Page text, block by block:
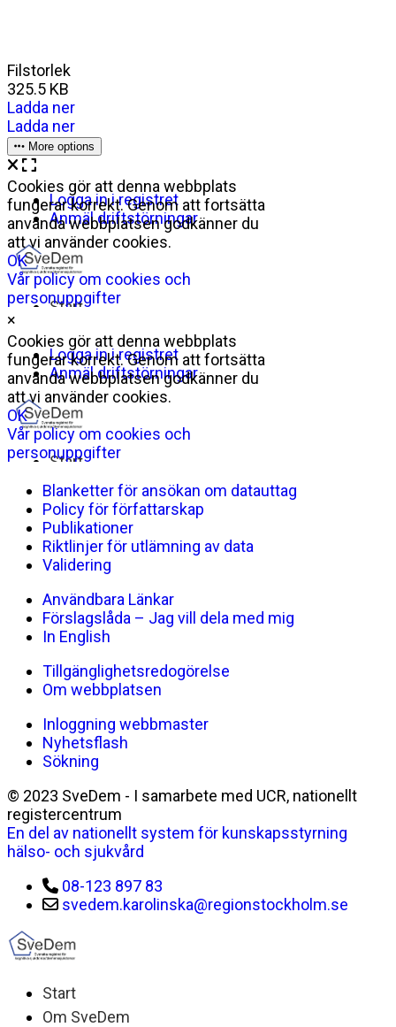
Filstorlek
325.5 KB
Ladda ner
Ladda ner
More options
×
Blanketter för ansökan om datauttag
Policy för författarskap
Publikationer
Riktlinjer för utlämning av data
Validering
Användbara Länkar
Förslagslåda – Jag vill dela med mig
In English
Tillgänglighetsredogörelse
Om webbplatsen
Inloggning webbmaster
Nyhetsflash
Sökning
© 2023 SveDem - I samarbete med UCR, nationellt
registercentrum
En del av nationellt system för kunskapsstyrning
hälso- och sjukvård
08-123 897 83
svedem.karolinska@regionstockholm.se
Start
Om SveDem